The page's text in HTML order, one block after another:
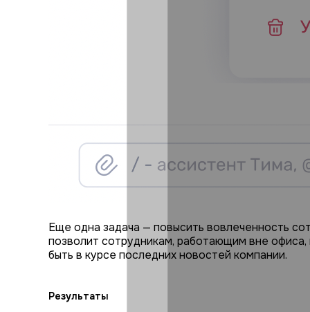
Еще одна задача — повысить вовлеченность
позволит сотрудникам, работающим вне офиса,
быть в курсе последних новостей компании.
Результаты